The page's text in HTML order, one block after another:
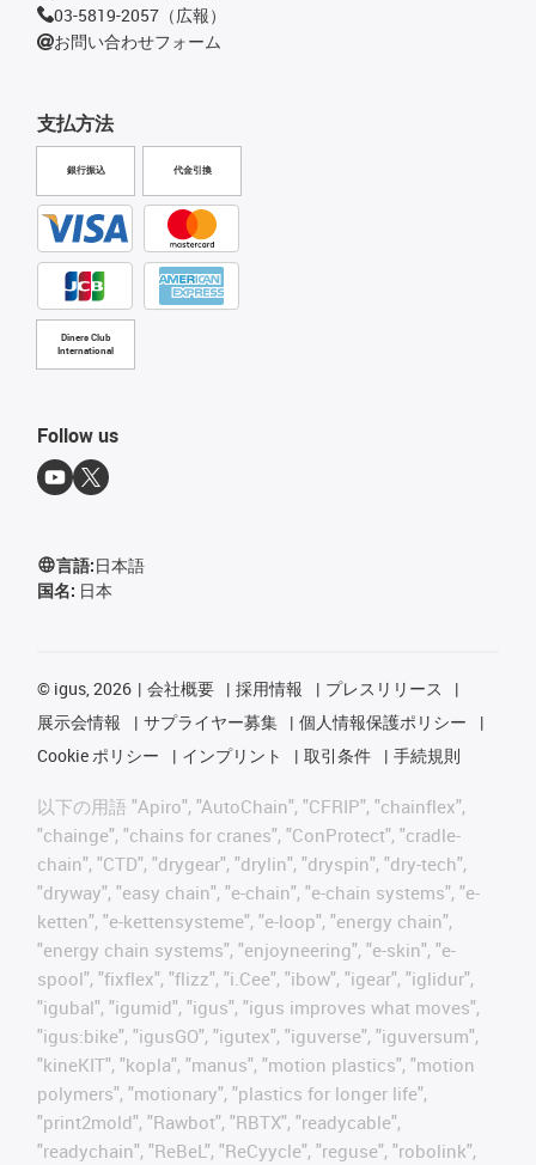
支払方法
銀行振込 代金引換
Diners Club
International
03-5819-2057（広報）
お問い合わせフォーム
Follow us
言語:日本語
国名: 日本
© igus, 2026 会社概要 採用情報
プレスリリース
展示会情報
サプライヤー募集
個人情報保護ポリシー
Cookie ポリシー
インプリント 取引条件 手続規則
以下の用語 "Apiro", "AutoChain", "CFRIP", "chainflex",
"chainge", "chains for cranes", "ConProtect", "cradle-
chain", "CTD", "drygear", "drylin", "dryspin", "dry-tech",
"dryway", "easy chain", "e-chain", "e-chain systems", "e-
ketten", "e-kettensysteme", "e-loop", "energy chain",
"energy chain systems", "enjoyneering", "e-skin", "e-
spool", "fixflex", "flizz", "i.Cee", "ibow", "igear", "iglidur",
"igubal", "igumid", "igus", "igus improves what moves",
"igus:bike", "igusGO", "igutex", "iguverse", "iguversum",
"kineKIT", "kopla", "manus", "motion plastics", "motion
polymers", "motionary", "plastics for longer life",
"print2mold", "Rawbot", "RBTX", "readycable",
"readychain", "ReBeL", "ReCyycle", "reguse", "robolink",